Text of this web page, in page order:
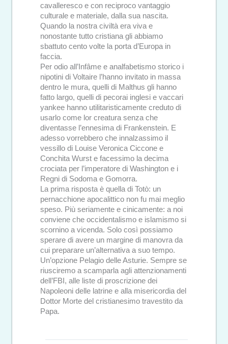
cavalleresco e con reciproco vantaggio
culturale e materiale, dalla sua nascita.
Quando la nostra civiltà era viva e
nonostante tutto cristiana gli abbiamo
sbattuto cento volte la porta d’Europa in
faccia.
Per odio all’Infâme e analfabetismo storico i
nipotini di Voltaire l’hanno invitato in massa
dentro le mura, quelli di Malthus gli hanno
fatto largo, quelli di pecorai inglesi e vaccari
yankee hanno utilitaristicamente creduto di
usarlo come lor creatura senza che
diventasse l’ennesima di Frankenstein. E
adesso vorrebbero che innalzassimo il
vessillo di Louise Veronica Ciccone e
Conchita Wurst e facessimo la decima
crociata per l’imperatore di Washington e i
Regni di Sodoma e Gomorra.
La prima risposta è quella di Totò: un
pernacchione apocalittico non fu mai meglio
speso. Più seriamente e cinicamente: a noi
conviene che occidentalismo e islamismo si
scornino a vicenda. Solo così possiamo
sperare di avere un margine di manovra da
cui preparare un’alternativa a suo tempo.
Un’opzione Pelagio delle Asturie. Sempre se
riusciremo a scamparla agli attenzionamenti
dell’FBI, alle liste di proscrizione dei
Napoleoni delle latrine e alla misericordia del
Dottor Morte del cristianesimo travestito da
Papa.